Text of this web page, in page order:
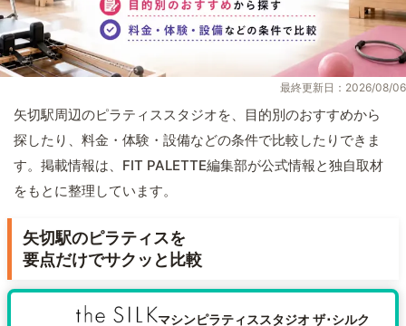
最終更新日：2026/08/06
矢切駅周辺のピラティススタジオを、目的別のおすすめから
探したり、料金・体験・設備などの条件で比較したりできま
す。掲載情報は、FIT PALETTE編集部が公式情報と独自取材
をもとに整理しています。
矢切駅のピラティスを
要点だけでサクッと比較
マシンピラティススタジオ ザ･シルク